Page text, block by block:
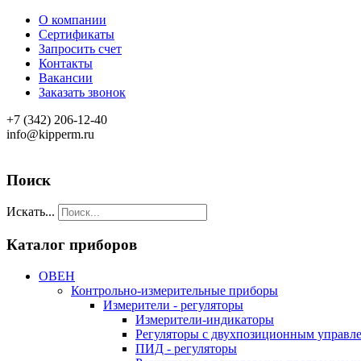
О компании
Сертификаты
Запросить счет
Контакты
Вакансии
Заказать звонок
+7 (342) 206-12-40
info@kipperm.ru
Поиск
Искать...
Каталог приборов
ОВЕН
Контрольно-измерительные приборы
Измерители - регуляторы
Измерители-индикаторы
Регуляторы с двухпозиционным
ПИД - регуляторы